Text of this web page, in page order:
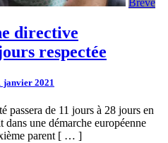
directive
respectée
janvier 2021
passera de 11 jours à 28 jours en
dans une démarche européenne
parent [ … ]